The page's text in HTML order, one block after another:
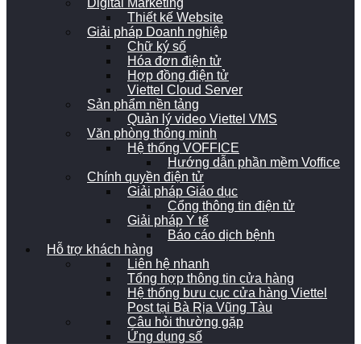
Thiết kế Website
Giải pháp Doanh nghiệp
Chữ ký số
Hóa đơn điện tử
Hợp đồng điện tử
Viettel Cloud Server
Sản phẩm nền tảng
Quản lý video Viettel VMS
Văn phòng thông minh
Hệ thống VOFFICE
Hướng dẫn phần mềm Voffice
Chính quyền điện tử
Giải pháp Giáo dục
Cổng thông tin điện tử
Giải pháp Y tế
Báo cáo dịch bệnh
Hỗ trợ khách hàng
Liên hệ nhanh
Tổng hợp thông tin cửa hàng
Hệ thống bưu cục cửa hàng Viettel
Post tại Bà Rịa Vũng Tàu
Câu hỏi thường gặp
Ứng dụng số